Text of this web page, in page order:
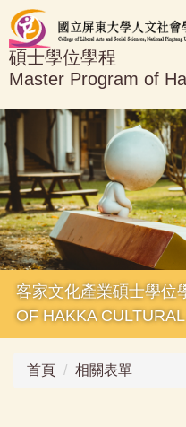
跳
到
主
要
容
區
碩士學位學程
Master Program of
客家文化產業碩士學位
OF HAKKA
首頁 相關表單